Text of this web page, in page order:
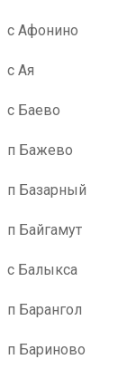
с Афонино
с Ая
с Баево
п Бажево
п Базарный
п Байгамут
с Балыкса
п Барангол
п Бариново